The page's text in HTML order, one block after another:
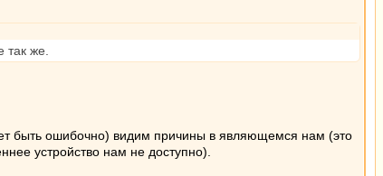
же.
быть ошибочно) видим причины в являющемся нам (это
устройство нам не доступно).